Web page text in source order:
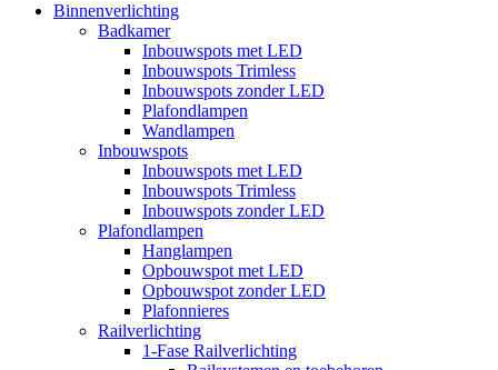
Binnenverlichting
Badkamer
Inbouwspots met LED
Inbouwspots Trimless
Inbouwspots zonder LED
Plafondlampen
Wandlampen
Inbouwspots
Inbouwspots met LED
Inbouwspots Trimless
Inbouwspots zonder LED
Plafondlampen
Hanglampen
Opbouwspot met LED
Opbouwspot zonder LED
Plafonnieres
Railverlichting
1-Fase Railverlichting